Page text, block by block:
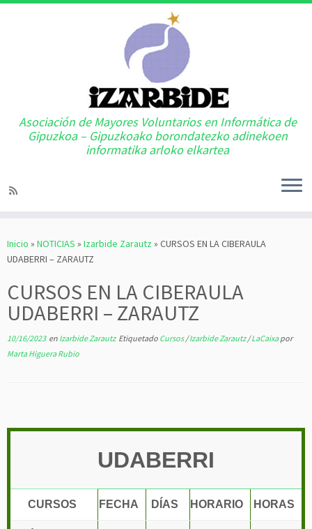
contenido
Asociación de Mayores Voluntarios en Informática de
Gipuzkoa – Gipuzkoako borondatezko adinekoen
informatika arloko elkartea
Inicio » NOTICIAS » Izarbide Zarautz» CURSOS EN LA CIBERAULA
UDABERRI – ZARAUTZ
CURSOS EN LA CIBERAULA
UDABERRI – ZARAUTZ
10/16/2023en Izarbide Zarautz Etiquetado Cursos/Izarbide Zarautz/LaCaixapor
Marta Higuera Rubio
UDABERRI
CURSOS FECHA DÍAS HORARIO HORAS